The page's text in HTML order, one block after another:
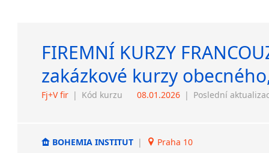
FIREMNÍ KURZY
zakázkové kurzy
Fj+V fir | Kód kurzu 08.01.2026 | Poslední
BOHEMIA INSTITUT | Praha 10